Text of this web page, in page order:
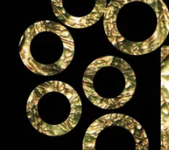
GARAGE
EXPERIMENTAL
SYNTHPOP
PUNK
SHOEGAZE
SOUL
BEDROOM
R&B